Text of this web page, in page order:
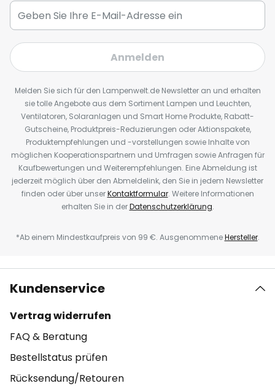
Anmelden
Melden Sie sich für den Lampenwelt.de Newsletter an und erhalten
sie tolle Angebote aus dem Sortiment Lampen und Leuchten,
Ventilatoren, Solaranlagen und Smart Home Produkte, Rabatt-
Gutscheine, Produktpreis-Reduzierungen oder Aktionspakete,
Produktempfehlungen und -vorstellungen sowie Inhalte von
möglichen Kooperationspartnern und Umfragen sowie Anfragen für
Kaufbewertungen und Weiterempfehlungen. Eine Abmeldung ist
jederzeit möglich über den Abmeldelink, den Sie in jedem Newsletter
finden oder über unserKontaktformular. Weitere Informationen
erhalten Sie in derDatenschutzerklärung.
*Ab einem Mindestkaufpreis von 99 €. AusgenommeneHersteller.
Kundenservice
Vertrag widerrufen
FAQ & Beratung
Bestellstatus prüfen
Rücksendung/Retouren